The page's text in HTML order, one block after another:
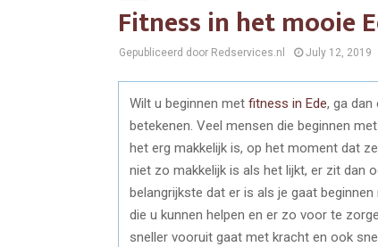
Fitness in het mooie
Gepubliceerd door Redservices.nl July 12, 2019
Wilt u beginnen met fitness in Ede, ga dan
betekenen. Veel mensen die beginnen
het erg makkelijk is, op het moment dat
niet zo makkelijk is als het lijkt, er zit dan
belangrijkste dat er is als je gaat
die u kunnen helpen en er zo voor te
sneller vooruit gaat met kracht en ook